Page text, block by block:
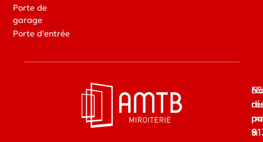
Porte de
garage
Porte d'entrée
du
&